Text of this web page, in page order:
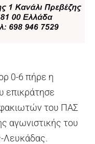
0-6 πήρε η
επικράτησε
του ΠΑΣ
αγωνιστικής του
Λευκάδας.